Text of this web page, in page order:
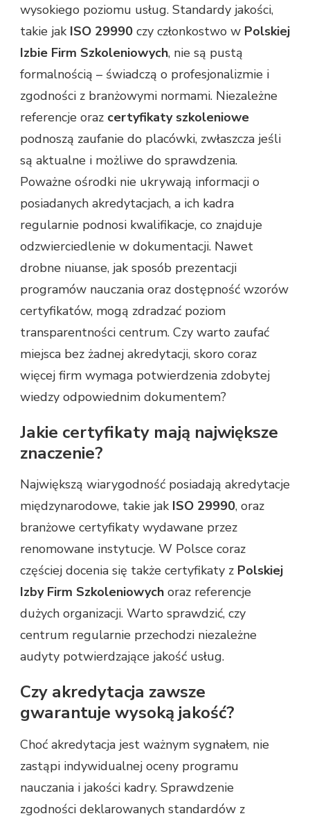
wysokiego poziomu usług. Standardy jakości,
takie jak ISO 29990 czy członkostwo w Polskiej
Izbie Firm Szkoleniowych, nie są pustą
formalnością – świadczą o profesjonalizmie i
zgodności z branżowymi normami. Niezależne
referencje oraz certyfikaty szkoleniowe
podnoszą zaufanie do placówki, zwłaszcza jeśli
są aktualne i możliwe do sprawdzenia.
Poważne ośrodki nie ukrywają informacji o
posiadanych akredytacjach, a ich kadra
regularnie podnosi kwalifikacje, co znajduje
odzwierciedlenie w dokumentacji. Nawet
drobne niuanse, jak sposób prezentacji
programów nauczania oraz dostępność wzorów
certyfikatów, mogą zdradzać poziom
transparentności centrum. Czy warto zaufać
miejsca bez żadnej akredytacji, skoro coraz
więcej firm wymaga potwierdzenia zdobytej
wiedzy odpowiednim dokumentem?
Jakie certyfikaty mają największe
znaczenie?
Największą wiarygodność posiadają akredytacje
międzynarodowe, takie jak ISO 29990, oraz
branżowe certyfikaty wydawane przez
renomowane instytucje. W Polsce coraz
częściej docenia się także certyfikaty z Polskiej
Izby Firm Szkoleniowych oraz referencje
dużych organizacji. Warto sprawdzić, czy
centrum regularnie przechodzi niezależne
audyty potwierdzające jakość usług.
Czy akredytacja zawsze
gwarantuje wysoką jakość?
Choć akredytacja jest ważnym sygnałem, nie
zastąpi indywidualnej oceny programu
nauczania i jakości kadry. Sprawdzenie
zgodności deklarowanych standardów z